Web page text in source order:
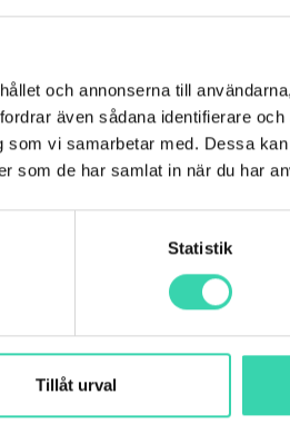
och annonserna till
även sådana identifierare
vi samarbetar med. Dessa
som de har samlat in när du har
Statistik
Tillåt urval